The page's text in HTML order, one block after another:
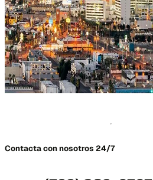
Contacta con nosotros 24/7